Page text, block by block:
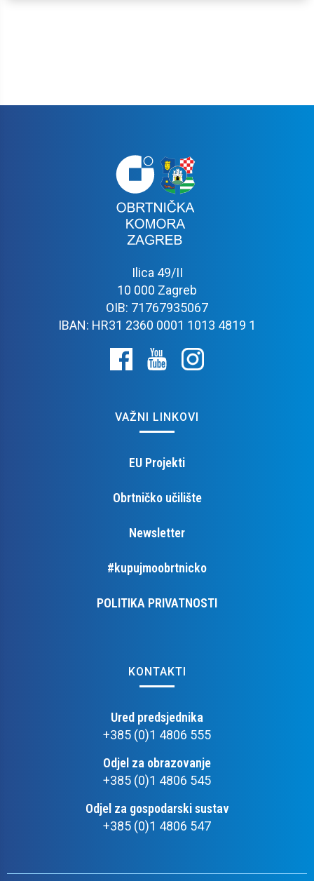
Ilica 49/II
10 000 Zagreb
OIB: 71767935067
IBAN: HR31 2360 0001 1013 4819 1
VAŽNI LINKOVI
EU Projekti
Obrtničko učilište
Newsletter
#kupujmoobrtnicko
POLITIKA PRIVATNOSTI
KONTAKTI
Ured predsjednika
+385 (0)1 4806 555
Odjel za obrazovanje
+385 (0)1 4806 545
Odjel za gospodarski sustav
+385 (0)1 4806 547